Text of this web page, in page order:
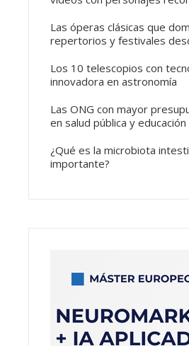
Las óperas clásicas que
repertorios y festivales
Los 10 telescopios con
innovadora en astronomía
Las ONG con mayor
en salud pública y educación
¿Qué es la microbiota
importante?